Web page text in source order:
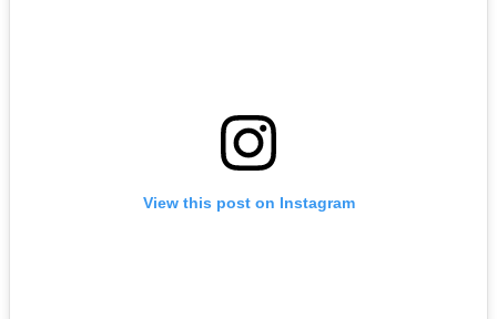
View this post on Instagram